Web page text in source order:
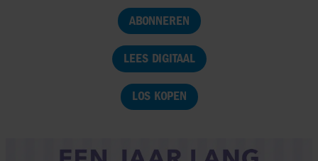
ABONNEREN
LEES DIGITAAL
LOS KOPEN